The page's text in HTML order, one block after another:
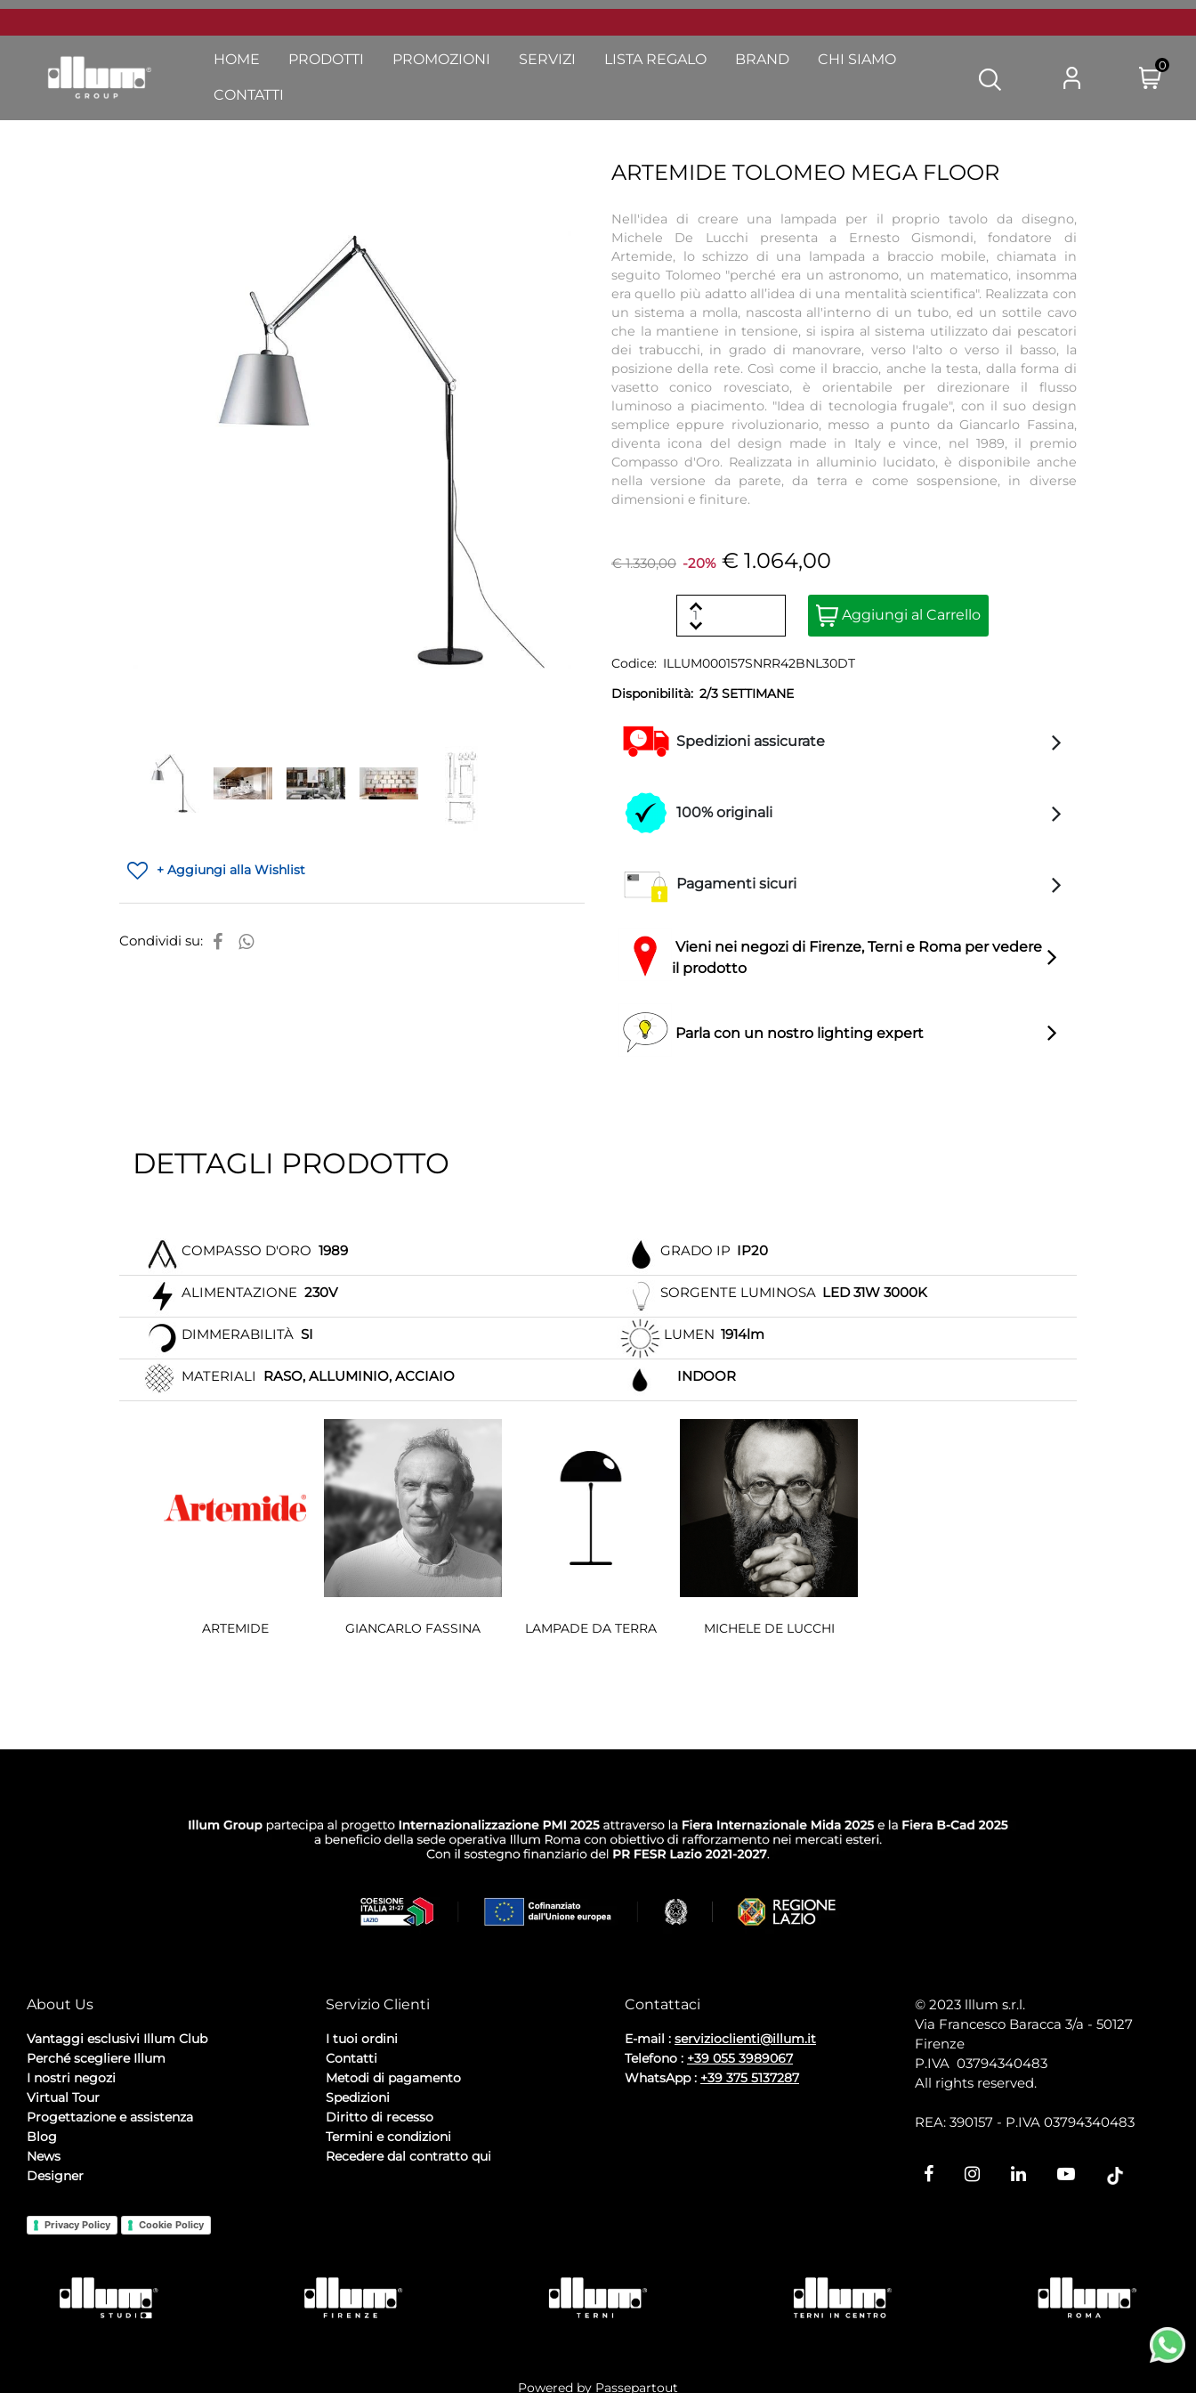
HOME PRODOTTI PROMOZIONI SERVIZI LISTA REGALO BRAND CHI SIAMO
CONTATTI
0
+ Aggiungi alla Wishlist
Condividi su:
ARTEMIDE TOLOMEO MEGA FLOOR
Nell'idea di creare una lampada per il proprio tavolo da disegno,
Michele De Lucchi presenta a Ernesto Gismondi, fondatore di
Artemide, lo schizzo di una lampada a braccio mobile, chiamata in
seguito Tolomeo "perché era un astronomo, un matematico, insomma
era quello più adatto all’idea di una mentalità scientifica". Realizzata con
un sistema a molla, nascosta all'interno di un tubo, ed un sottile cavo
che la mantiene in tensione, si ispira al sistema utilizzato dai pescatori
dei trabucchi, in grado di manovrare, verso l'alto o verso il basso, la
posizione della rete. Così come il braccio, anche la testa, dalla forma di
vasetto conico rovesciato, è orientabile per direzionare il flusso
luminoso a piacimento. "Idea di tecnologia frugale", con il suo design
semplice eppure rivoluzionario, messo a punto da Giancarlo Fassina,
diventa icona del design made in Italy e vince, nel 1989, il premio
Compasso d'Oro. Realizzata in alluminio lucidato, è disponibile anche
nella versione da parete, da terra e come sospensione, in diverse
dimensioni e finiture.
€ 1.330,00 -20% € 1.064,00
Quantità
Aggiungi al Carrello
Codice: ILLUM000157SNRR42BNL30DT
Disponibilità: 2/3 SETTIMANE
Spedizioni assicurate
100% originali
Pagamenti sicuri
Vieni nei negozi di Firenze, Terni e Roma per vedere
il prodotto
Parla con un nostro lighting expert
DETTAGLI PRODOTTO
COMPASSO D'ORO 1989
ALIMENTAZIONE 230V
DIMMERABILITÀ SI
MATERIALI RASO, ALLUMINIO, ACCIAIO
GRADO IP IP20
SORGENTE LUMINOSA LED 31W 3000K
LUMEN 1914lm
INDOOR
ARTEMIDE GIANCARLO FASSINA LAMPADE DA TERRA MICHELE DE LUCCHI
About Us
Vantaggi esclusivi Illum Club
Perché scegliere Illum
I nostri negozi
Virtual Tour
Progettazione e assistenza
Blog
News
Designer
Privacy Policy Cookie Policy
Servizio Clienti
I tuoi ordini
Contatti
Metodi di pagamento
Spedizioni
Diritto di recesso
Termini e condizioni
Recedere dal contratto qui
Contattaci
E-mail : servizioclienti@illum.it
Telefono : +39 055 3989067
WhatsApp : +39 375 5137287
© 2023 lllum s.r.l.
Via Francesco Baracca 3/a - 50127
Firenze
P.IVA 03794340483
All rights reserved.
REA: 390157 - P.IVA 03794340483
Powered by Passepartout